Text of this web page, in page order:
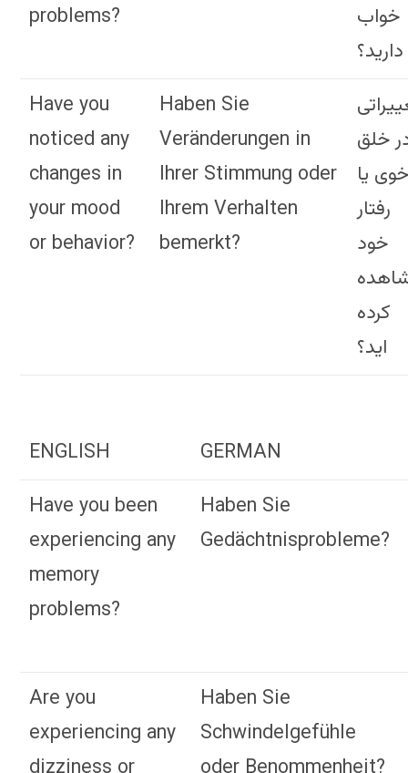
problems?
خواب
دارید؟
Have you
noticed any
changes in
your mood
or behavior?
Haben Sie
Veränderungen in
Ihrer Stimmung oder
Ihrem Verhalten
bemerkt?
خلق
یا
رفتار
خود
کرده
اید؟
ENGLISH
GERMAN
Have you been
experiencing any
memory
problems?
Haben Sie
Gedächtnisprobleme?
Are you
experiencing any
Haben Sie
Schwindelgefühle